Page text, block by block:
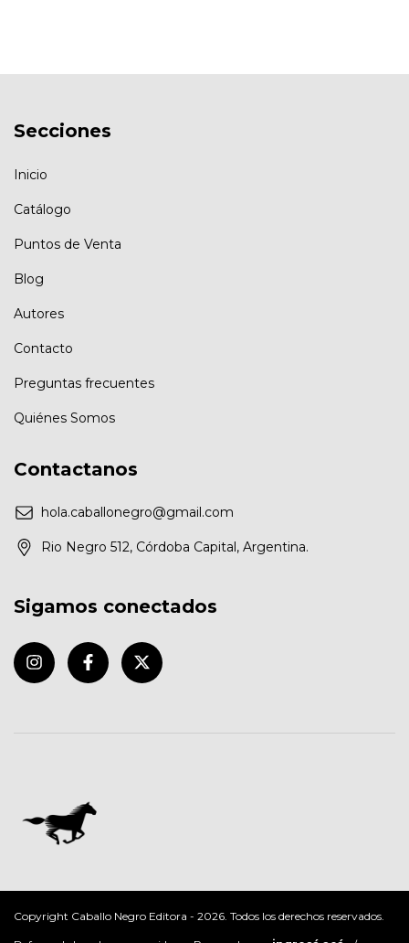
Secciones
Inicio
Catálogo
Puntos de Venta
Blog
Autores
Contacto
Preguntas frecuentes
Quiénes Somos
Contactanos
hola.caballonegro@gmail.com
Rio Negro 512, Córdoba Capital, Argentina.
Sigamos conectados
Copyright Caballo Negro Editora - 2026. Todos los derechos reservados.